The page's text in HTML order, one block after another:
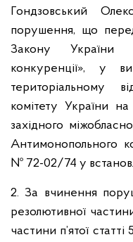
Гондзовський
порушення, що
Закону України
конкуренції», у
територіальному
комітету України
західного
Антимонопольного
№ 72-02/74 у
2. За вчинення
резолютивної
частини п’ятої